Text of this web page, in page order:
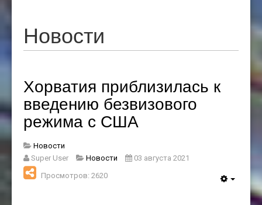
Новости
Хорватия приблизилась к
введению безвизового
режима с США
Новости
Super User
Новости
03 августа 2021
Просмотров: 2620